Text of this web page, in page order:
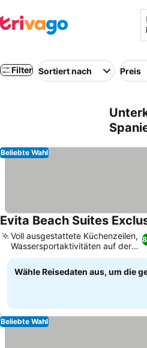
Filter Sortiert nach Preis
Beliebte Wahl
Evita Beach Suites
Voll ausgestattete Küchenzeilen,
Wassersportaktivitäten auf der
Insel
Wähle Reisedaten aus, um die
Beliebte Wahl